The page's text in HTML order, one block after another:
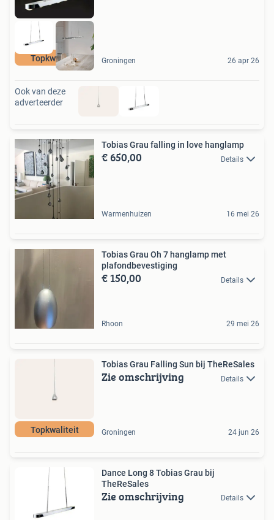
Topkwaliteit Groningen 26 apr 26
Ook van deze
adverteerder
Tobias Grau falling in love hanglamp
€ 650,00 Details
Warmenhuizen 16 mei 26
Tobias Grau Oh 7 hanglamp met
plafondbevestiging
€ 150,00 Details
Rhoon 29 mei 26
Topkwaliteit
Tobias Grau Falling Sun bij TheReSales
Zie omschrijving Details
Groningen 24 jun 26
Dance Long 8 Tobias Grau bij
TheReSales
Zie omschrijving Details